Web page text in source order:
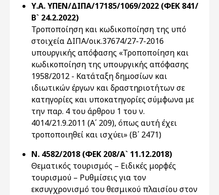
Υ.Α. ΥΠΕΝ/ΔΙΠΑ/17185/1069/2022 (ΦΕΚ 841/
Β` 24.2.2022)
Τροποποίηση και κωδικοποίηση της υπό
στοιχεία ΔΙΠΑ/οικ.37674/27-7-2016
υπουργικής απόφασης «Τροποποίηση και
κωδικοποίηση της υπουργικής απόφασης
1958/2012 - Κατάταξη δημοσίων και
ιδιωτικών έργων και δραστηριοτήτων σε
κατηγορίες και υποκατηγορίες σύμφωνα με
την παρ. 4 του άρθρου 1 του ν.
4014/21.9.2011 (Α΄ 209), όπως αυτή έχει
τροποποιηθεί και ισχύει» (Β΄ 2471)
Ν. 4582/2018 (ΦΕΚ 208/Α` 11.12.2018)
Θεματικός τουρισμός – Ειδικές μορφές
τουρισμού – Ρυθμίσεις για τον
εκσυγχρονισμό του θεσμικού πλαισίου στον